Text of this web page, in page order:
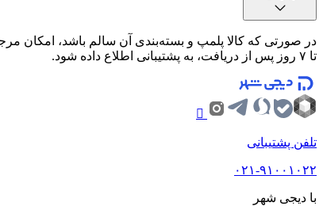
تا ۷ روز پس از دریافت، به پشتیبانی اطلاع داده شود.
تلفن پشتیبانی
۰۲۱-۹۱۰۰۱۰۲۲
با دیجی شهر